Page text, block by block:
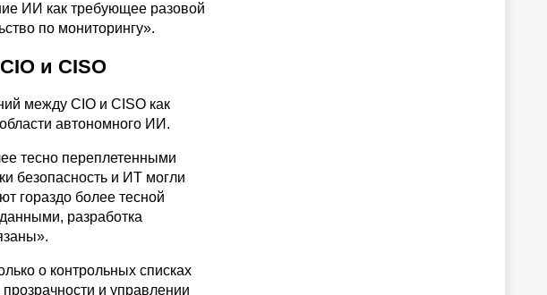
ИИ как требующее разовой
по мониторингу».
и CISO
между CIO и CISO как
автономного ИИ.
тесно переплетенными
безопасность и ИТ могли
гораздо более тесной
разработка
о контрольных списках
и управлении